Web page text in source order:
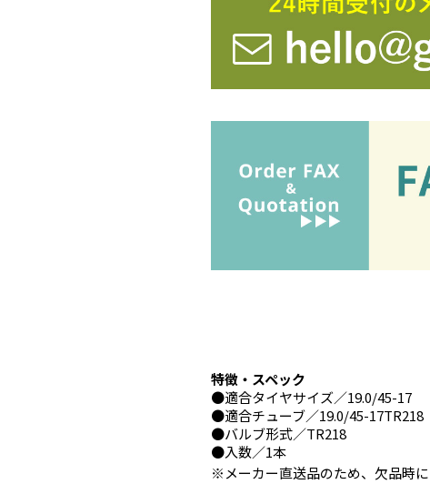
特徴・スペック
●適合タイヤサイズ／19.0/45-17
●適合チューブ／19.0/45-17TR218
●バルブ形式／TR218
●入数／1本
※メーカー直送品のため、欠品時